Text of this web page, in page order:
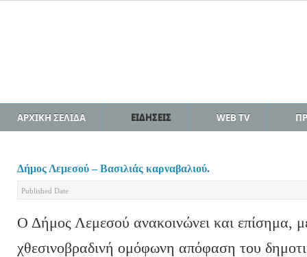
ΑΡΧΙΚΗ ΣΕΛΙΔΑ ΕΙΔΗΣΕΙΣ WEB TV
Δήμος Λεμεσού – Βασιλιάς καρναβαλιού.
Published Date
Ο Δήμος Λεμεσού ανακοινώνει και επίσημα,
χθεσινοβραδινή ομόφωνη απόφαση του